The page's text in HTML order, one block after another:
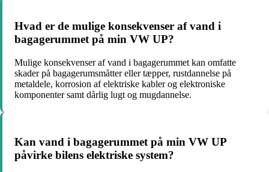
Hvad er de mulige konsekvenser af vand i
bagagerummet på min VW UP?
Mulige konsekvenser af vand i bagagerummet kan omfatte
skader på bagagerumsmåtter eller tæpper, rustdannelse på
metaldele, korrosion af elektriske kabler og elektroniske
komponenter samt dårlig lugt og mugdannelse.
Kan vand i bagagerummet på min VW UP
påvirke bilens elektriske system?